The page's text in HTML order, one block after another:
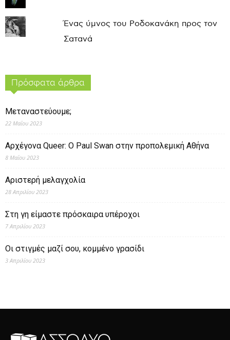
Ένας ύμνος του Ροδοκανάκη προς τον
Σατανά
Πρόσφατα άρθρα
Μεταναστεύουμε;
22 Μαΐου 2023
Αρχέγονα Queer: O Paul Swan στην προπολεμική Αθήνα
8 Μαΐου 2023
Αριστερή μελαγχολία
28 Απριλίου 2023
Στη γη είμαστε πρόσκαιρα υπέροχοι
7 Απριλίου 2023
Οι στιγμές μαζί σου, κομμένο γρασίδι
3 Απριλίου 2023